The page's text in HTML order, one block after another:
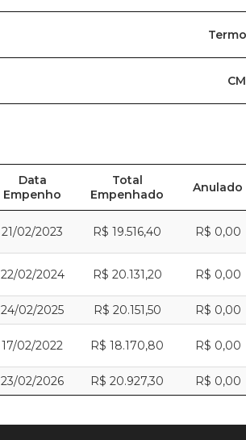
Data
Empenho
Total
Empenhado
Anulado
21/02/2023 R$ 19.516,40 R$ 0,00
22/02/2024 R$ 20.131,20 R$ 0,00
24/02/2025 R$ 20.151,50 R$ 0,00
17/02/2022 R$ 18.170,80 R$ 0,00
23/02/2026 R$ 20.927,30 R$ 0,00